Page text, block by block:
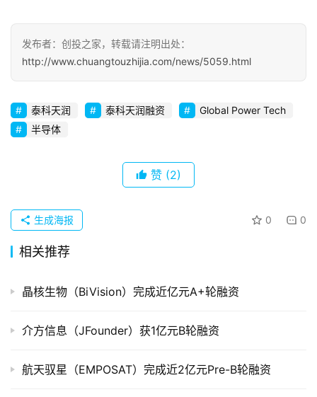
商
业
观
初
创
牌
发
布
并
重
公
发布者：创投之家，转载请注明出处：
http://www.chuangtouzhijia.com/news/5059.html
泰科天润 泰科天润融资
Global Power Tech
半导体
赞 (2)
0 0
生成海报
相关推荐
晶核生物（BiVision）完成近亿元A+轮融资
介方信息（JFounder）获1亿元B轮融资
航天驭星（EMPOSAT）完成近2亿元Pre-B轮融资